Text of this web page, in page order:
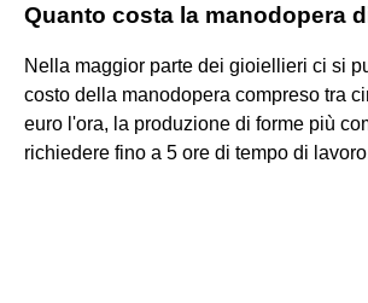
Quanto costa la manodopera
Nella maggior parte dei gioiellieri ci si
costo della manodopera compreso tra
euro l'ora, la produzione di forme più
richiedere fino a 5 ore di tempo di